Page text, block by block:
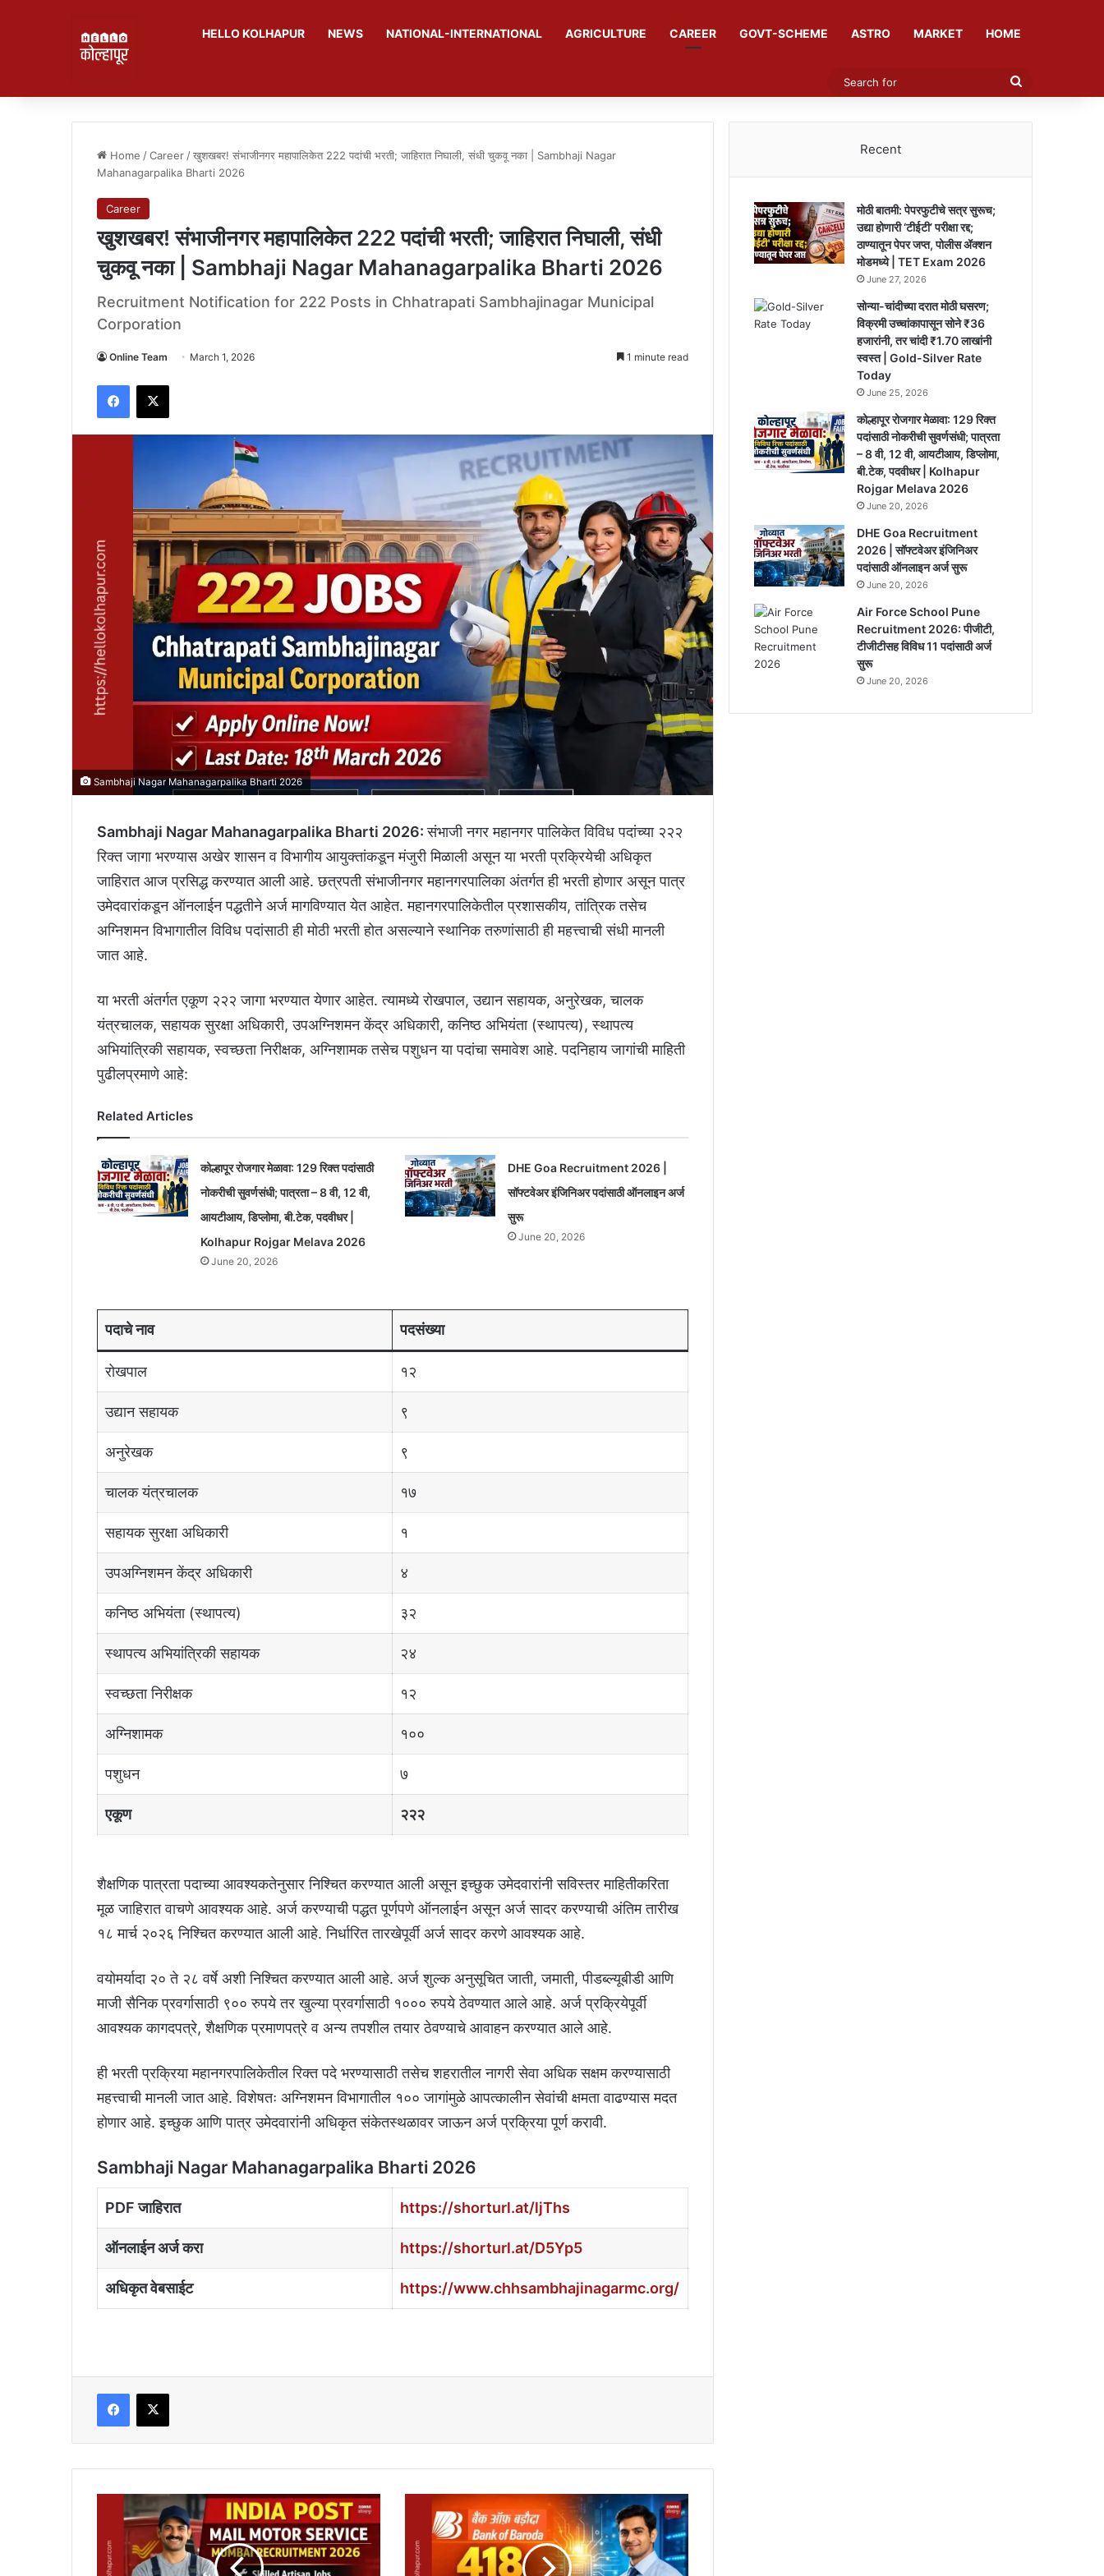
HELLO KOLHAPUR NEWS NATIONAL-INTERNATIONAL AGRICULTURE CAREER GOVT-SCHEME ASTRO MARKET HOME
Search
Home /Career /खुशखबर! संभाजीनगर महापालिकेत 222 पदांची भरती; जाहिरात निघाली, संधी चुकवू नका | Sambhaji Nagar
Mahanagarpalika Bharti 2026
Career
खुशखबर! संभाजीनगर महापालिकेत 222 पदांची भरती; जाहिरात निघाली, संधी
चुकवू नका | Sambhaji Nagar Mahanagarpalika Bharti 2026
Recruitment Notification for 222 Posts in Chhatrapati Sambhajinagar Municipal
Corporation
Online Team March 1, 2026 1 minute read
Facebook
X
Sambhaji Nagar Mahanagarpalika Bharti 2026
Sambhaji Nagar Mahanagarpalika Bharti 2026:संभाजी नगर महानगर पालिकेत विविध पदांच्या २२२
रिक्त जागा भरण्यास अखेर शासन व विभागीय आयुक्तांकडून मंजुरी मिळाली असून या भरती प्रक्रियेची अधिकृत
जाहिरात आज प्रसिद्ध करण्यात आली आहे. छत्रपती संभाजीनगर महानगरपालिका अंतर्गत ही भरती होणार असून पात्र
उमेदवारांकडून ऑनलाईन पद्धतीने अर्ज मागविण्यात येत आहेत. महानगरपालिकेतील प्रशासकीय, तांत्रिक तसेच
अग्निशमन विभागातील विविध पदांसाठी ही मोठी भरती होत असल्याने स्थानिक तरुणांसाठी ही महत्त्वाची संधी मानली
जात आहे.
या भरती अंतर्गत एकूण २२२ जागा भरण्यात येणार आहेत. त्यामध्ये रोखपाल, उद्यान सहायक, अनुरेखक, चालक
यंत्रचालक, सहायक सुरक्षा अधिकारी, उपअग्निशमन केंद्र अधिकारी, कनिष्ठ अभियंता (स्थापत्य), स्थापत्य
अभियांत्रिकी सहायक, स्वच्छता निरीक्षक, अग्निशामक तसेच पशुधन या पदांचा समावेश आहे. पदनिहाय जागांची माहिती
पुढीलप्रमाणे आहे:
Related Articles
कोल्हापूर रोजगार मेळावा: 129 रिक्त पदांसाठी
नोकरीची सुवर्णसंधी; पात्रता – 8 वी, 12 वी,
आयटीआय, डिप्लोमा, बी.टेक, पदवीधर |
Kolhapur Rojgar Melava 2026
June 20, 2026
DHE Goa Recruitment 2026 |
सॉफ्टवेअर इंजिनिअर पदांसाठी ऑनलाइन अर्ज
सुरू
June 20, 2026
पदाचे नाव पदसंख्या
रोखपाल १२
उद्यान सहायक ९
अनुरेखक ९
चालक यंत्रचालक १७
सहायक सुरक्षा अधिकारी १
उपअग्निशमन केंद्र अधिकारी ४
कनिष्ठ अभियंता (स्थापत्य) ३२
स्थापत्य अभियांत्रिकी सहायक २४
स्वच्छता निरीक्षक १२
अग्निशामक १००
पशुधन ७
एकूण २२२
शैक्षणिक पात्रता पदाच्या आवश्यकतेनुसार निश्चित करण्यात आली असून इच्छुक उमेदवारांनी सविस्तर माहितीकरिता
मूळ जाहिरात वाचणे आवश्यक आहे. अर्ज करण्याची पद्धत पूर्णपणे ऑनलाईन असून अर्ज सादर करण्याची अंतिम तारीख
१८ मार्च २०२६ निश्चित करण्यात आली आहे. निर्धारित तारखेपूर्वी अर्ज सादर करणे आवश्यक आहे.
वयोमर्यादा २० ते २८ वर्षे अशी निश्चित करण्यात आली आहे. अर्ज शुल्क अनुसूचित जाती, जमाती, पीडब्ल्यूबीडी आणि
माजी सैनिक प्रवर्गासाठी ९०० रुपये तर खुल्या प्रवर्गासाठी १००० रुपये ठेवण्यात आले आहे. अर्ज प्रक्रियेपूर्वी
आवश्यक कागदपत्रे, शैक्षणिक प्रमाणपत्रे व अन्य तपशील तयार ठेवण्याचे आवाहन करण्यात आले आहे.
ही भरती प्रक्रिया महानगरपालिकेतील रिक्त पदे भरण्यासाठी तसेच शहरातील नागरी सेवा अधिक सक्षम करण्यासाठी
महत्त्वाची मानली जात आहे. विशेषतः अग्निशमन विभागातील १०० जागांमुळे आपत्कालीन सेवांची क्षमता वाढण्यास मदत
होणार आहे. इच्छुक आणि पात्र उमेदवारांनी अधिकृत संकेतस्थळावर जाऊन अर्ज प्रक्रिया पूर्ण करावी.
Sambhaji Nagar Mahanagarpalika Bharti 2026
PDF जाहिरात https://shorturl.at/ljThs
ऑनलाईन अर्ज करा https://shorturl.at/D5Yp5
अधिकृत वेबसाईट https://www.chhsambhajinagarmc.org/
Facebook
X
उमेदवारांना
भारतीय
मध्ये
419
Recent
मोठी बातमी: पेपरफुटीचे सत्र सुरूच;
उद्या होणारी ‘टीईटी’ परीक्षा रद्द;
ठाण्यातून पेपर जप्त, पोलीस ॲक्शन
मोडमध्ये | TET Exam 2026
June 27, 2026
सोन्या-चांदीच्या दरात मोठी घसरण;
विक्रमी उच्चांकापासून सोने ₹36
हजारांनी, तर चांदी ₹1.70 लाखांनी
स्वस्त | Gold-Silver Rate
Today
June 25, 2026
कोल्हापूर रोजगार मेळावा: 129 रिक्त
पदांसाठी नोकरीची सुवर्णसंधी; पात्रता
– 8 वी, 12 वी, आयटीआय, डिप्लोमा,
बी.टेक, पदवीधर | Kolhapur
Rojgar Melava 2026
June 20, 2026
DHE Goa Recruitment
2026 | सॉफ्टवेअर इंजिनिअर
पदांसाठी ऑनलाइन अर्ज सुरू
June 20, 2026
Air Force School Pune
Recruitment 2026: पीजीटी,
टीजीटीसह विविध 11 पदांसाठी अर्ज
सुरू
June 20, 2026